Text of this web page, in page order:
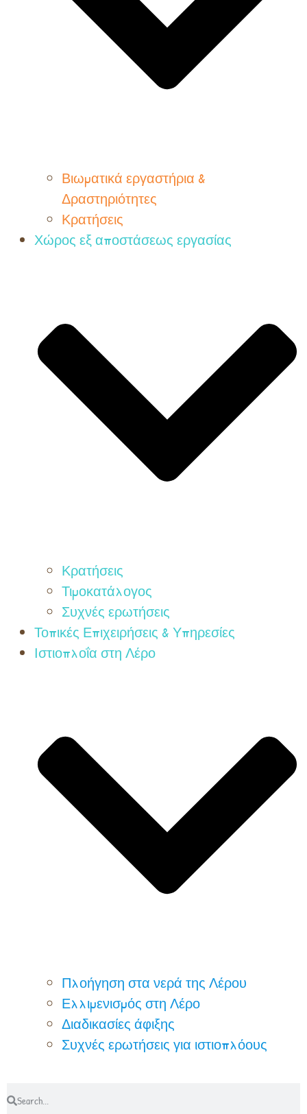
Βιωματικά εργαστήρια &
Δραστηριότητες
Κρατήσεις
Χώρος εξ αποστάσεως εργασίας
Κρατήσεις
Τιμοκατάλογος
Συχνές ερωτήσεις
Τοπικές Επιχειρήσεις & Υπηρεσίες
Ιστιοπλοΐα στη Λέρο
Πλοήγηση στα νερά της Λέρου
Ελλιμενισμός στη Λέρο
Διαδικασίες άφιξης
Συχνές ερωτήσεις για ιστιοπλόους